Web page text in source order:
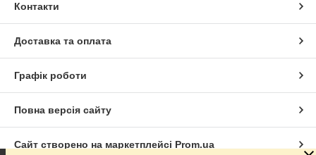
Контакти
Доставка та оплата
Графік роботи
Повна версія сайту
Сайт створено на маркетплейсі Prom.ua